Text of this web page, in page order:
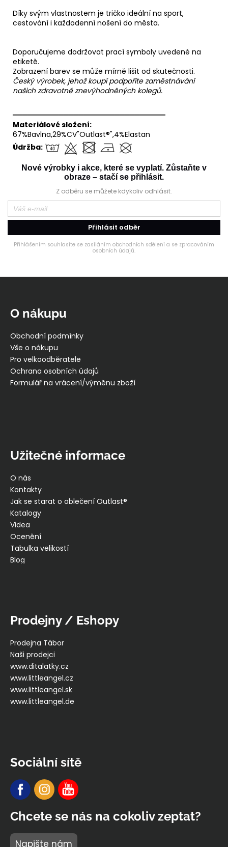
Díky svým vlastnostem je tričko ideální na sport,
cestování i každodenní nošení do města.
Doporučujeme dodržovat prací symboly uvedené na
etiketě.
Zobrazení barev se může mírně lišit od skutečnosti.
Český výrobek, jehož koupí podpoříte zaměstnávání
našich zdravotně znevýhodněných kolegů.
══════════════════════════════
Materiálové složení:
67%Bavlna,29%CV"Outlast®",4%Elastan
Údržba:
Nové výrobky i akce, které se vyplatí. Zůstaňte v
obraze – stačí se přihlásit.
Z odběru se můžete kdykoliv odhlásit.
Přihlásit odběr
Přihlášením souhlasíte se zasíláním obchodních sdělení a se zpracováním
osobních údajů.
O nákupu
Obchodní podmínky
Vše o nákupu
Pro velkoodběratele
Ochrana osobních údajů
Formulář na vrácení/výměnu zboží
Užitečné informace
O nás
Kontakty
Jak se starat o oblečení Outlast®
Katalogy
Videa
Ocenění
Tabulka velikostí
Blog
Prodejny / Eshopy
Prodejna Tábor
Naši prodejci
www.ditalatky.cz
www.littleangel.cz
www.littleangel.sk
www.littleangel.de
Sociální sítě
Chcete se nás na cokoliv zeptat?
Napište nám